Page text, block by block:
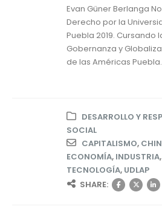
Evan Güner Berlanga
Derecho por la
Puebla 2019. Cursando
Gobernanza y
de las Américas Puebla.
DESARROLLO Y
SOCIAL
CAPITALISMO,
ECONOMÍA, INDUSTRIA,
TECNOLOGÍA, UDLAP
SHARE: